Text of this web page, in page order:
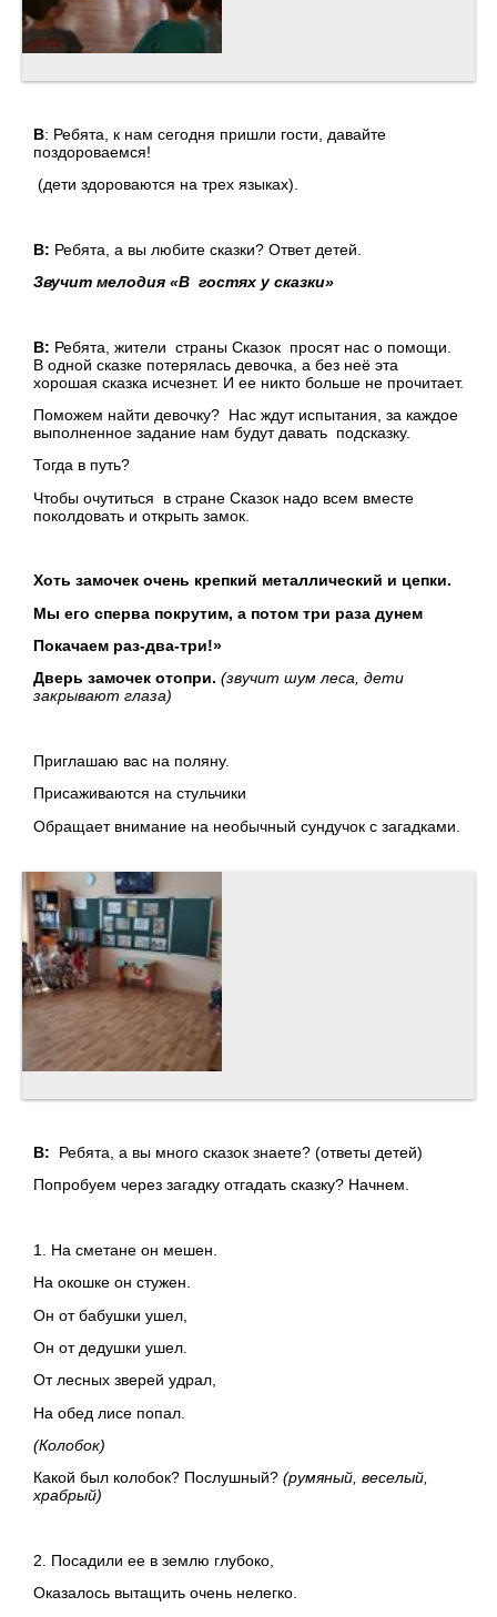
В: Ребята, к нам сегодня пришли гости, давайте
поздороваемся!
(дети здороваются на трех языках).
В: Ребята, а вы любите сказки? Ответ детей.
Звучит мелодия «В гостях у сказки»
В: Ребята, жители страны Сказок просят нас о помощи.
В одной сказке потерялась девочка, а без неё эта
хорошая сказка исчезнет. И ее никто больше не прочитает.
Поможем найти девочку? Нас ждут испытания, за каждое
выполненное задание нам будут давать подсказку.
Тогда в путь?
Чтобы очутиться в стране Сказок надо всем вместе
поколдовать и открыть замок.
Хоть замочек очень крепкий металлический и цепки.
Мы его сперва покрутим, а потом три раза дунем
Покачаем раз-два-три!»
Дверь замочек отопри. (звучит шум леса, дети
закрывают глаза)
Приглашаю вас на поляну.
Присаживаются на стульчики
Обращает внимание на необычный сундучок с загадками.
В: Ребята, а вы много сказок знаете? (ответы детей)
Попробуем через загадку отгадать сказку? Начнем.
1. На сметане он мешен.
На окошке он стужен.
Он от бабушки ушел,
Он от дедушки ушел.
От лесных зверей удрал,
На обед лисе попал.
(Колобок)
Какой был колобок? Послушный? (румяный, веселый,
храбрый)
2. Посадили ее в землю глубоко,
Оказалось вытащить очень нелегко.